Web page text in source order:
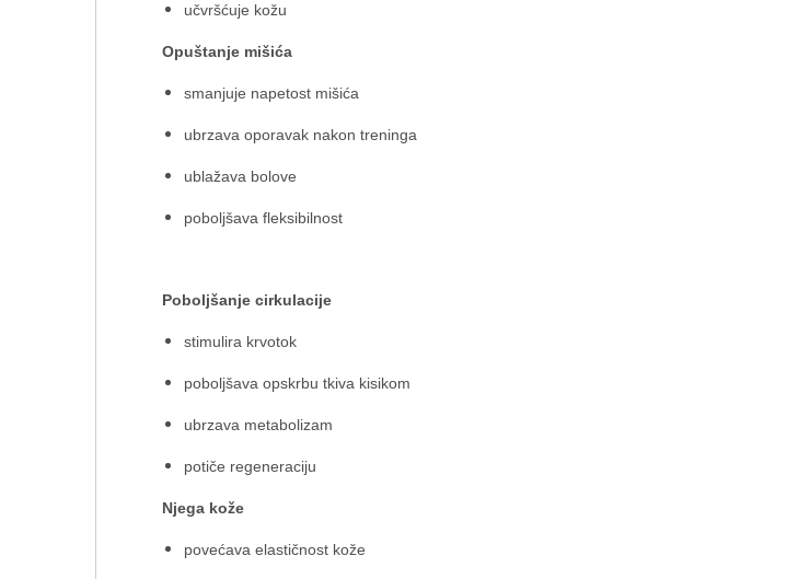
učvršćuje kožu
Opuštanje mišića
smanjuje napetost mišića
ubrzava oporavak nakon treninga
ublažava bolove
poboljšava fleksibilnost
Poboljšanje cirkulacije
stimulira krvotok
poboljšava opskrbu tkiva kisikom
ubrzava metabolizam
potiče regeneraciju
Njega kože
povećava elastičnost kože